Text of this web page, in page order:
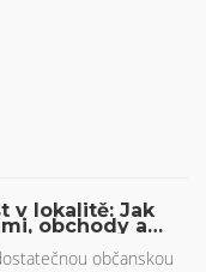
v lokalitě: Jak
obchody a
občanskou